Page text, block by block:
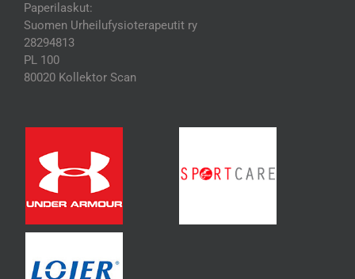
Paperilaskut:
Suomen Urheilufysioterapeutit ry
28294813
PL 100
80020 Kollektor Scan